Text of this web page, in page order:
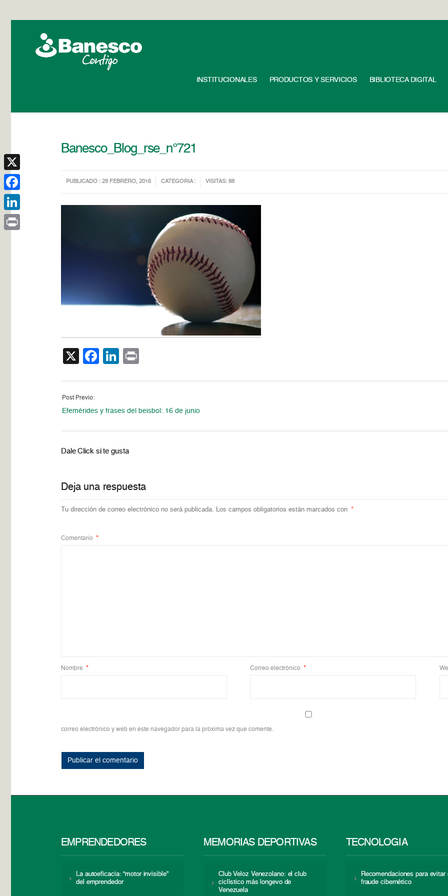
INSTITUCIONALES PRODUCTOS Y SERVICIOS BIBLIOTECA DIGITAL
Banesco_Blog_rse_n°721
PUBLICADO : 29 FEBRERO, 2016 CATEGORIA : VISITAS: 88
X Facebook
LinkedIn
Post Previo:
Efemérides y frases del beisbol: 16 de junio
Dale Click si te gusta
Deja una respuesta
Tu dirección de correo electrónico no será publicada. Los campos obligatorios están marcados con *
Comentario *
Nombre * Correo electrónico *
correo electrónico y web en este navegador para la próxima vez que comente.
EMPRENDEDORES
La autoeficacia: “motor invisible”
del emprendedor
MEMORIAS DEPORTIVAS
Club Veloz Venezolano: el club
ciclístico más longevo de
Venezuela
TECNOLOGÍA
Recomendaciones para evitar
fraude cibernético
X
Facebook
LinkedIn